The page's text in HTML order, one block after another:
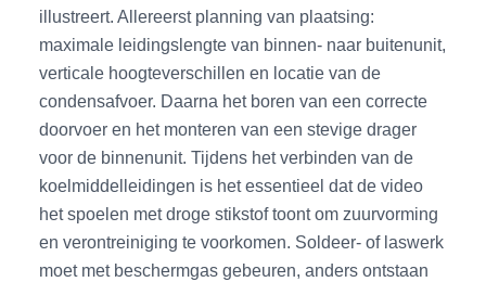
illustreert. Allereerst planning van plaatsing:
maximale leidingslengte van binnen- naar buitenunit,
verticale hoogteverschillen en locatie van de
condensafvoer. Daarna het boren van een correcte
doorvoer en het monteren van een stevige drager
voor de binnenunit. Tijdens het verbinden van de
koelmiddelleidingen is het essentieel dat de video
het spoelen met droge stikstof toont om zuurvorming
en verontreiniging te voorkomen. Soldeer- of laswerk
moet met beschermgas gebeuren, anders ontstaan